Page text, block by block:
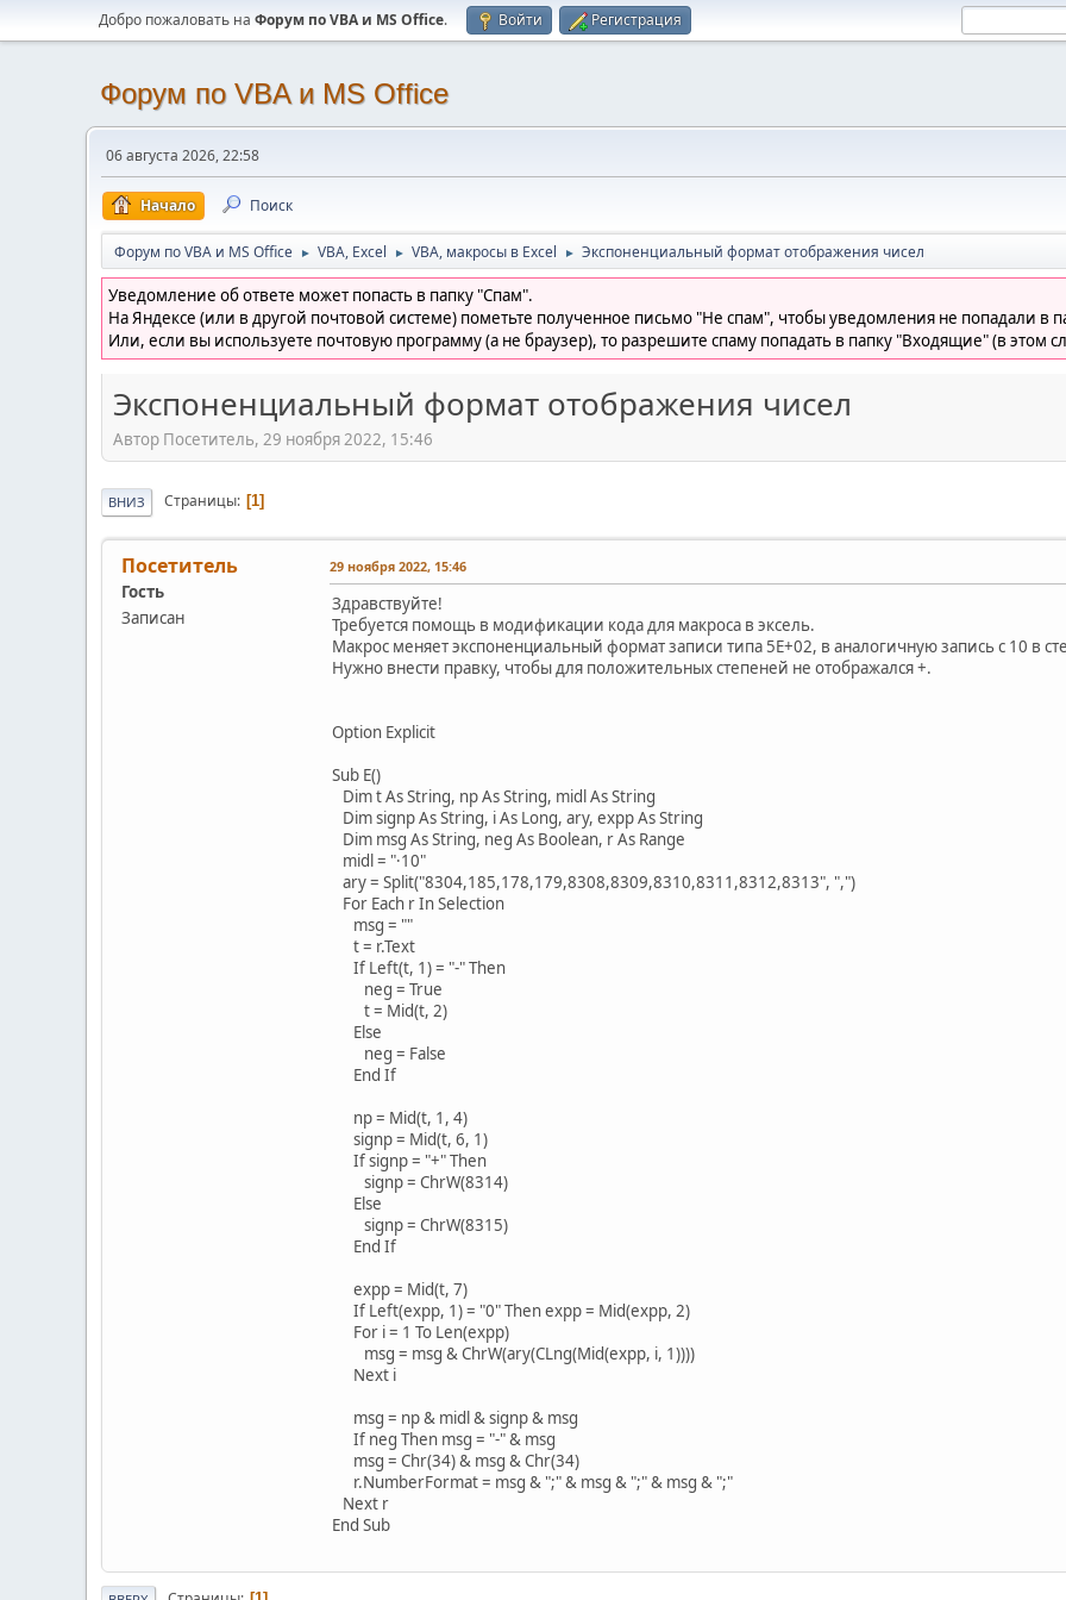
Добро пожаловать на Форум по VBA и MS Office. Войти Регистрация
Форум по VBA и MS Office
06 августа 2026, 22:58
Начало Поиск
Форум по VBA и MS Office ► VBA, Excel ► VBA, макросы в Excel ► Экспоненциальный формат отображения чисел
Уведомление об ответе может попасть в папку "Спам".
На Яндексе (или в другой почтовой системе) пометьте полученное письмо "Не спам", чтобы уведомления не попадали в
Или, если вы используете почтовую программу (а не браузер), то разрешите спаму попадать в папку "Входящие" (в этом
Экспоненциальный формат отображения чисел
Автор Посетитель, 29 ноября 2022, 15:46
ВНИЗ Страницы 1
Посетитель
Гость
Записан
29 ноября 2022, 15:46
Здравствуйте!
Требуется помощь в модификации кода для макроса в эксель.
Макрос меняет экспоненциальный формат записи типа 5E+02, в аналогичную запись с 10 в
Нужно внести правку, чтобы для положительных степеней не отображался +.
Option Explicit
Sub E()
Dim t As String, np As String, midl As String
Dim signp As String, i As Long, ary, expp As String
Dim msg As String, neg As Boolean, r As Range
midl = "·10"
ary = Split("8304,185,178,179,8308,8309,8310,8311,8312,8313", ",")
For Each r In Selection
msg = ""
t = r.Text
If Left(t, 1) = "-" Then
neg = True
t = Mid(t, 2)
Else
neg = False
End If
np = Mid(t, 1, 4)
signp = Mid(t, 6, 1)
If signp = "+" Then
signp = ChrW(8314)
Else
signp = ChrW(8315)
End If
expp = Mid(t, 7)
If Left(expp, 1) = "0" Then expp = Mid(expp, 2)
For i = 1 To Len(expp)
msg = msg & ChrW(ary(CLng(Mid(expp, i, 1))))
Next i
msg = np & midl & signp & msg
If neg Then msg = "-" & msg
msg = Chr(34) & msg & Chr(34)
r.NumberFormat = msg & ";" & msg & ";" & msg & ";"
Next r
End Sub